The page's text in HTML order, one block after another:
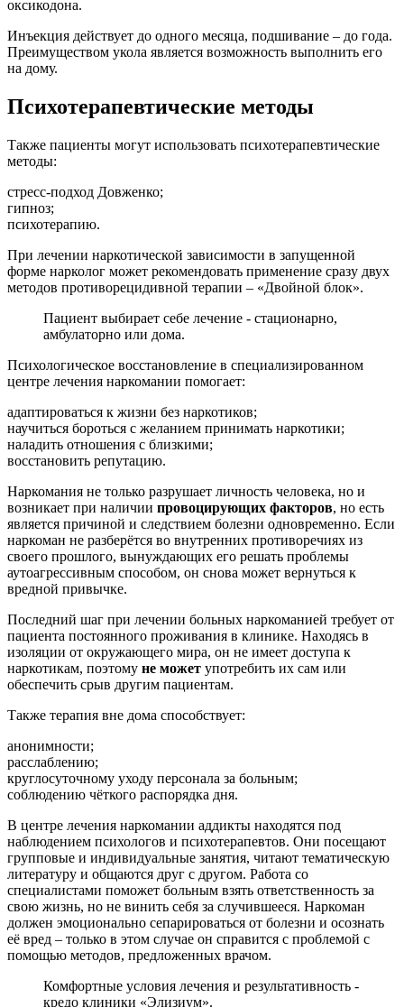
оксикодона.
Инъекция действует до одного месяца, подшивание – до года.
Преимуществом укола является возможность выполнить его
на дому.
Психотерапевтические методы
Также пациенты могут использовать психотерапевтические
методы:
стресс-подход Довженко;
гипноз;
психотерапию.
При лечении наркотической зависимости в запущенной
форме нарколог может рекомендовать применение сразу двух
методов противорецидивной терапии – «Двойной блок».
Пациент выбирает себе лечение - стационарно,
амбулаторно или дома.
Психологическое восстановление в специализированном
центре лечения наркомании помогает:
адаптироваться к жизни без наркотиков;
научиться бороться с желанием принимать наркотики;
наладить отношения с близкими;
восстановить репутацию.
Наркомания не только разрушает личность человека, но и
возникает при наличии провоцирующих факторов, но есть
является причиной и следствием болезни одновременно. Если
наркоман не разберётся во внутренних противоречиях из
своего прошлого, вынуждающих его решать проблемы
аутоагрессивным способом, он снова может вернуться к
вредной привычке.
Последний шаг при лечении больных наркоманией требует от
пациента постоянного проживания в клинике. Находясь в
изоляции от окружающего мира, он не имеет доступа к
наркотикам, поэтому не может употребить их сам или
обеспечить срыв другим пациентам.
Также терапия вне дома способствует:
анонимности;
расслаблению;
круглосуточному уходу персонала за больным;
соблюдению чёткого распорядка дня.
В центре лечения наркомании аддикты находятся под
наблюдением психологов и психотерапевтов. Они посещают
групповые и индивидуальные занятия, читают тематическую
литературу и общаются друг с другом. Работа со
специалистами поможет больным взять ответственность за
свою жизнь, но не винить себя за случившееся. Наркоман
должен эмоционально сепарироваться от болезни и осознать
её вред – только в этом случае он справится с проблемой с
помощью методов, предложенных врачом.
Комфортные условия лечения и результативность -
кредо клиники «Элизиум».